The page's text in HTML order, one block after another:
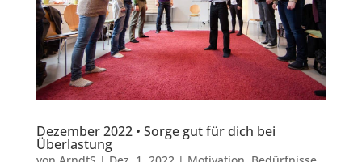
Dezember 2022 • Sorge gut für dich bei
Überlastung